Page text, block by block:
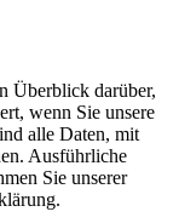
Überblick darüber,
wenn Sie unsere
alle Daten, mit
Ausführliche
Sie unserer